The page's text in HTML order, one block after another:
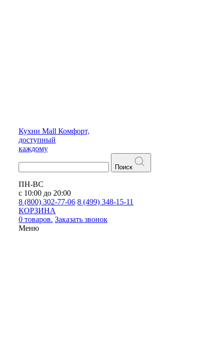
Кухни Mall Комфорт,
доступный
каждому
Поиск
ПН-ВС
с 10:00 до 20:00
8 (800) 302-77-06 8 (499) 348-15-11
КОРЗИНА
0 товаров. Заказать звонок
Меню